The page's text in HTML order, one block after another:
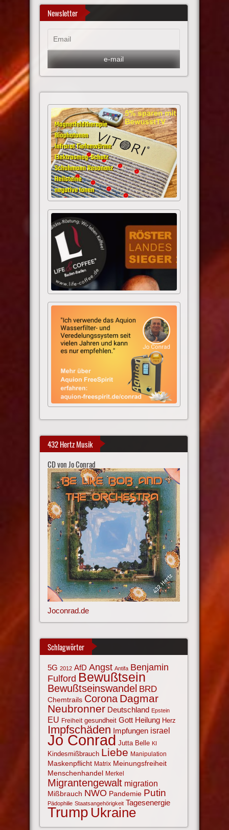
Newsletter
432 Hertz Musik
CD von Jo Conrad
Joconrad.de
Schlagwörter
5G 2012 AfD Angst Antifa Benjamin
Fulford Bewußtsein
Bewußtseinswandel BRD
Chemtrails Corona Dagmar
Neubronner Deutschland Epstein
EU Freiheit gesundheit Gott Heilung Herz
Impfschäden Impfungen israel
Jo Conrad Jutta Belle KI
Kindesmißbrauch Liebe Manipulation
Maskenpflicht Matrix Meinungsfreiheit
Menschenhandel Merkel
Migrantengewalt migration
Mißbrauch NWO Pandemie Putin
Pädophilie Staatsangehörigkeit Tagesenergie
Trump Ukraine